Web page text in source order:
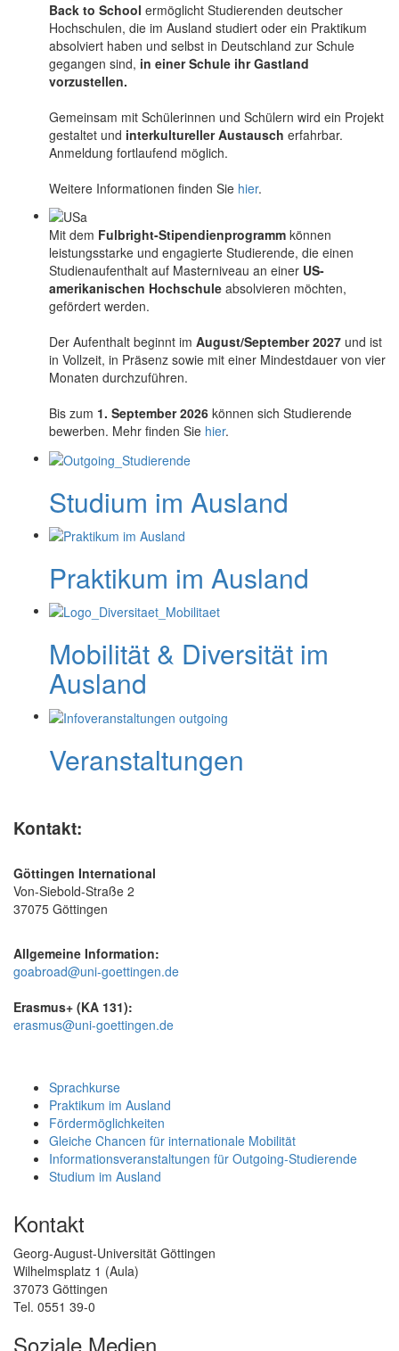
Back to School ermöglicht Studierenden deutscher
Hochschulen, die im Ausland studiert oder ein Praktikum
absolviert haben und selbst in Deutschland zur Schule
gegangen sind, in einer Schule ihr Gastland
vorzustellen.
Gemeinsam mit Schülerinnen und Schülern wird ein Projekt
gestaltet und interkultureller Austausch erfahrbar.
Anmeldung fortlaufend möglich.
Weitere Informationen finden Sie hier.
Mit dem Fulbright-Stipendienprogramm können
leistungsstarke und engagierte Studierende, die einen
Studienaufenthalt auf Masterniveau an einer US-
amerikanischen Hochschule absolvieren möchten,
gefördert werden.
Der Aufenthalt beginnt im August/September 2027 und ist
in Vollzeit, in Präsenz sowie mit einer Mindestdauer von vier
Monaten durchzuführen.
Bis zum 1. September 2026 können sich Studierende
bewerben. Mehr finden Sie hier.
Studium im Ausland
Praktikum im Ausland
Mobilität & Diversität im
Ausland
Veranstaltungen
Kontakt:
Göttingen International
Von-Siebold-Straße 2
37075 Göttingen
Allgemeine Information:
goabroad@uni-goettingen.de
Erasmus+ (KA 131):
erasmus@uni-goettingen.de
Sprachkurse
Praktikum im Ausland
Fördermöglichkeiten
Gleiche Chancen für internationale Mobilität
Informationsveranstaltungen für Outgoing-Studierende
Studium im Ausland
Kontakt
Georg-August-Universität Göttingen
Wilhelmsplatz 1 (Aula)
37073 Göttingen
Tel. 0551 39-0
Soziale Medien